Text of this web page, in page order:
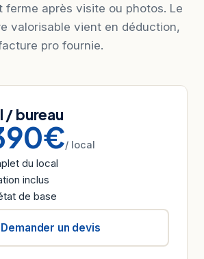
ferme après visite ou photos. Le
valorisable vient en déduction,
pro fournie.
/ bureau
/ local
du local
inclus
de base
Demander un devis